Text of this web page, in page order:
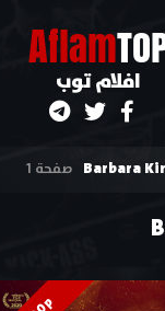
Aflam
افلام توب
Barbara صفحة 1